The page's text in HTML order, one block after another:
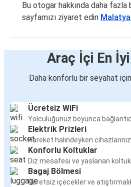
Bitlis
M.Kemal Paşa
Malatya
Ergani
Malatya
Tatvan
Altınoluk
Malatya
Bu otogar hakkında daha fazla
sayfamızı ziyaret edin
Araç İçi En
Daha konforlu bir seyahat
Ücretsiz WiFi
Yolculuğunuz boyunca
Elektrik Prizleri
Hareket halindeyken
Konforlu Koltuklar
Diz mesafesi ve yaslanan
Bagaj Bölmesi
Ücretsiz içecekler ve